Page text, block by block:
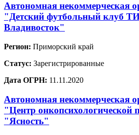
Автономная некоммерческая
"Детский футбольный клуб
Владивосток"
Регион: Приморский край
Статус: Зарегистрированные
Дата ОГРН: 11.11.2020
Автономная некоммерческая
"Центр онкопсихологической
"Ясность"